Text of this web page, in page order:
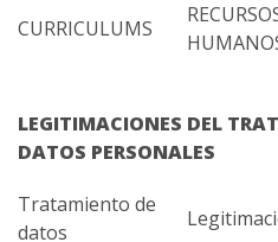
CURRICULUMS
LEGITIMACIONES DEL
DATOS PERSONALES
Tratamiento de
datos